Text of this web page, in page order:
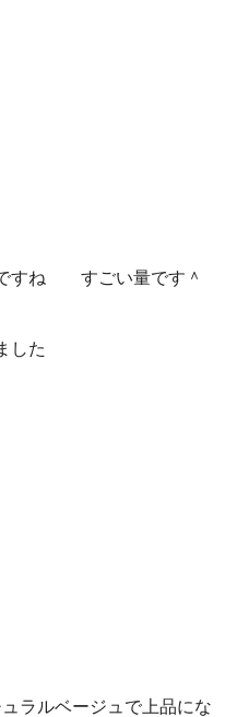
すね すごい量です＾
した
ラルベージュで上品にな